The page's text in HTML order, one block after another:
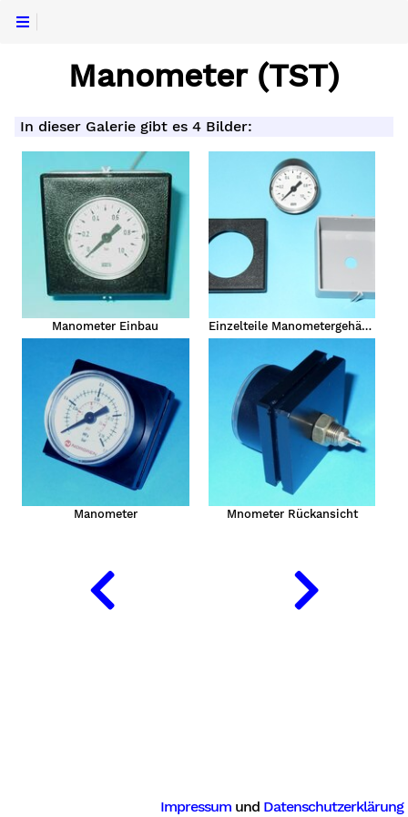
Manometer (TST)
In dieser Galerie gibt es 4 Bilder:
Manometer Einbau Einzelteile Manometergehäuse
Manometer Mnometer Rückansicht
Impressum und Datenschutzerklärung